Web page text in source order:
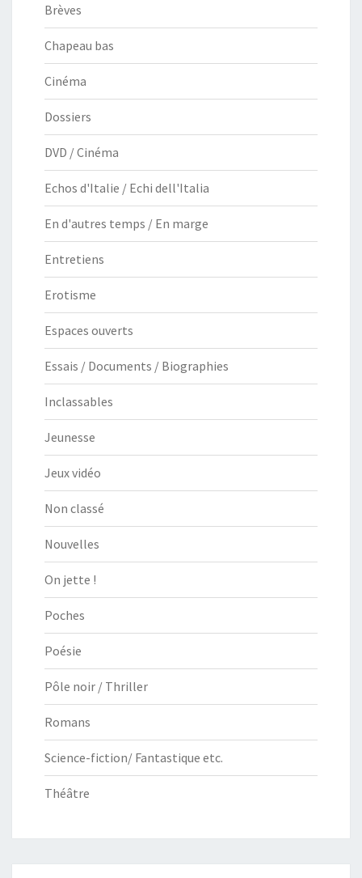
Brèves
Chapeau bas
Cinéma
Dossiers
DVD / Cinéma
Echos d'Italie / Echi dell'Italia
En d'autres temps / En marge
Entretiens
Erotisme
Espaces ouverts
Essais / Documents / Biographies
Inclassables
Jeunesse
Jeux vidéo
Non classé
Nouvelles
On jette !
Poches
Poésie
Pôle noir / Thriller
Romans
Science-fiction/ Fantastique etc.
Théâtre